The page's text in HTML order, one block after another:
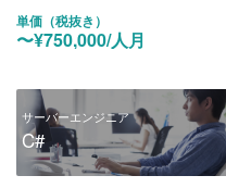
単価（税抜き）
〜¥750,000/人月
サーバーエンジニア
C#